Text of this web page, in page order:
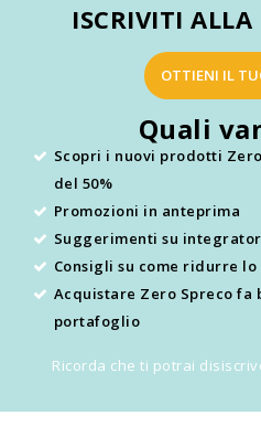
ISCRIVITI ALLA
OTTIENI IL
Quali
Scopri i nuovi prodotti
del 50%
Promozioni in anteprima
Suggerimenti su
Consigli su come ridurre lo
Acquistare Zero Spreco fa
portafoglio
Ricorda che ti potrai